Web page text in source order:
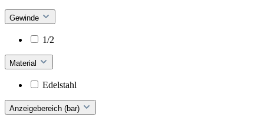
Gewinde
1/2
Material
Edelstahl
Anzeigebereich (bar)